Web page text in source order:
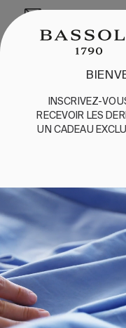
BASSOLS
QUESTIONS FRÉQUENTES
EXPÉDITION ET RETOURS
ESPAÑOL /
©2026 COPYRIGHT ©
RIGHTS RESERVED.
TERMES ET CONDITIONS
SUIVEZ-NOUS
INSCRIVEZ-
RECEVOIR LES
UN CADEAU